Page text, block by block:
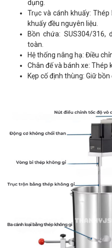
dụng.
Trục và cánh khuấy: Thép
khuấy đều nguyên liệu.
Bồn chứa: SUS304/316,
toàn.
Hệ thống nâng hạ: Điều
Chân đế và bánh xe: Thép
Kẹp cố định thùng: Giữ